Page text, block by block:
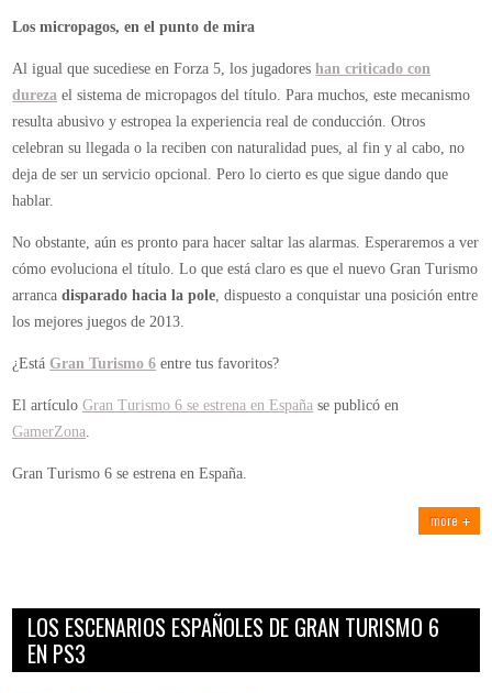
Los micropagos, en el punto de mira
Al igual que sucediese en Forza 5, los jugadoreshan criticado con
dureza el sistema de micropagos del título. Para muchos, este mecanismo
resulta abusivo y estropea la experiencia real de conducción. Otros
celebran su llegada o la reciben con naturalidad pues, al fin y al cabo, no
deja de ser un servicio opcional. Pero lo cierto es que sigue dando que
hablar.
No obstante, aún es pronto para hacer saltar las alarmas. Esperaremos a ver
cómo evoluciona el título. Lo que está claro es que el nuevo Gran Turismo
arrancadisparado hacia la pole , dispuesto a conquistar una posición entre
los mejores juegos de 2013.
¿EstáGran Turismo 6 entre tus favoritos?
El artículoGran Turismo 6 se estrena en España se publicó en
GamerZona
Gran Turismo 6 se estrena en España.
more
LOS ESCENARIOS ESPAÑOLES DE GRAN TURISMO 6
EN PS3